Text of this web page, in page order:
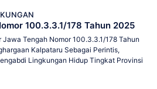
100.3.3.1/178 Tahun 2025
Tengah Nomor 100.3.3.1/178 Tahun
Kalpataru Sebagai Perintis,
Lingkungan Hidup Tingkat Provinsi